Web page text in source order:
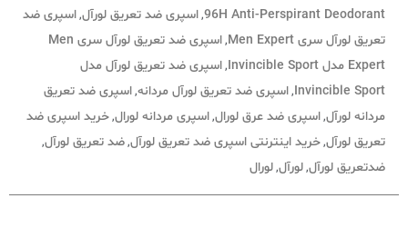
96H Anti-Perspirant Deodorant
,اسپری ضد تعریق لورآل,اسپری ضد
تعریق لورآل سری Men Expert
,
اسپری ضد تعریق لورآل سری Men
Expert مدل Invincible Sport
,اسپری ضد تعریق لورآل مدل
Invincible Sport
,اسپری ضد تعریق لورآل مردانه,اسپری ضد تعریق
مردانه لورآل,اسپری ضد عرق لورال,اسپری مردانه لورال,خرید اسپری ضد
تعریق لورآل,خرید اینترنتی اسپری ضد تعریق لورآل,ضد تعریق لورآل,
ضدتعریق لورآل,لورآل,لورال